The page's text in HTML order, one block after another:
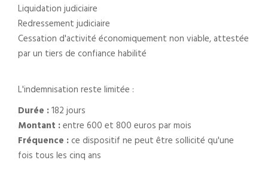
Liquidation judiciaire
Redressement judiciaire
Cessation d'activité économiquement non viable, attestée
par un tiers de confiance habilité
L'indemnisation reste limitée :
Durée :182 jours
Montant :entre 600 et 800 euros par mois
Fréquence :ce dispositif ne peut être sollicité qu'une
fois tous les cinq ans